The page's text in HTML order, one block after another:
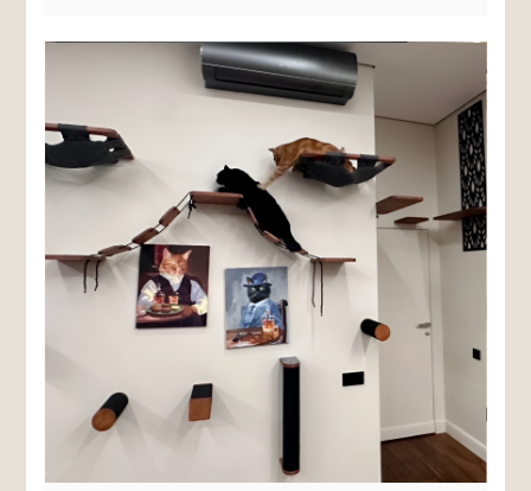
что подойдёт именно вам: активные и игривые
асковые компаньоны, независимые
ипоаллергенные кошки